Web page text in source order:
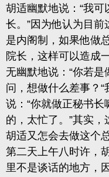
胡适幽默地说：“我
长。”因为他认为目
是内阁制，如果他做
院长，这样可以造成
无幽默地说：“你若
问，想做什么差事？
说：“你就做正秘书长
的，太忙了。”其实，
胡适又怎会去做这个
第二天上午八时许，
里不是谈话的地方，